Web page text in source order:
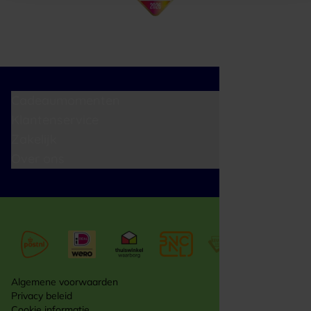
Algemene voorwaarden
Privacy beleid